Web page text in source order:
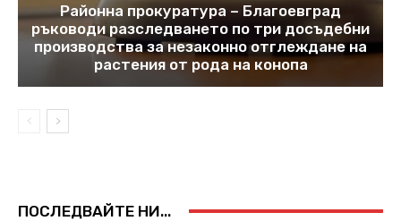
Районна прокуратура – Благоевград
ръководи разследването по три досъдебни
производства за незаконно отглеждане на
растения от рода на конопа
ПОСЛЕДВАЙТЕ НИ...